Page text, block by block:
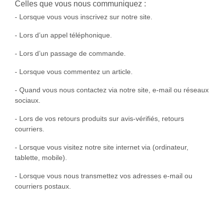
Celles que vous nous communiquez :
- Lorsque vous vous inscrivez sur notre site.
- Lors d’un appel téléphonique.
- Lors d’un passage de commande.
- Lorsque vous commentez un article.
- Quand vous nous contactez via notre site, e-mail ou réseaux
sociaux.
- Lors de vos retours produits sur avis-vérifiés, retours
courriers.
- Lorsque vous visitez notre site internet via (ordinateur,
tablette, mobile).
- Lorsque vous nous transmettez vos adresses e-mail ou
courriers postaux.